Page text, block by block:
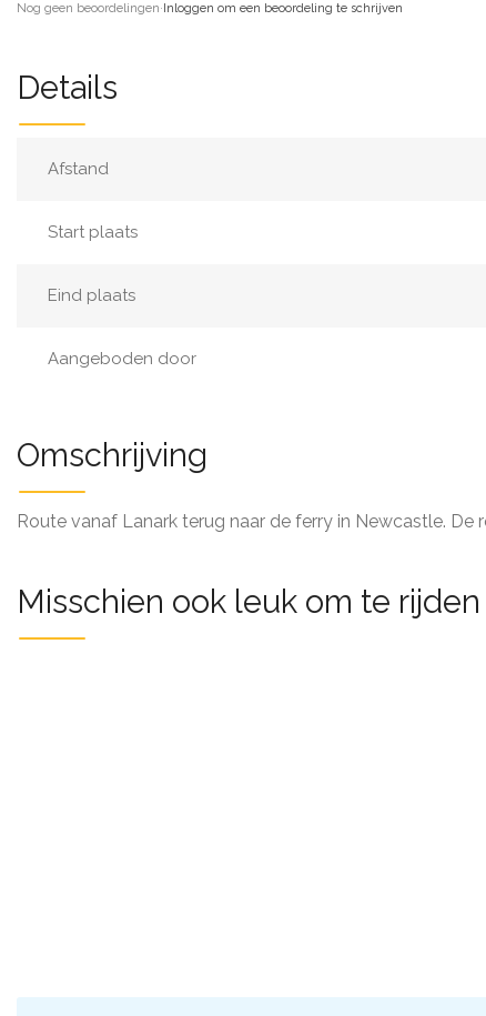
Nog geen beoordelingen·Inloggen om een beoordeling te schrijven
Details
Afstand
Start plaats
Eind plaats
Aangeboden door
Omschrijving
Route vanaf Lanark terug naar de ferry in Newcastle.
Misschien ook leuk om te rijden